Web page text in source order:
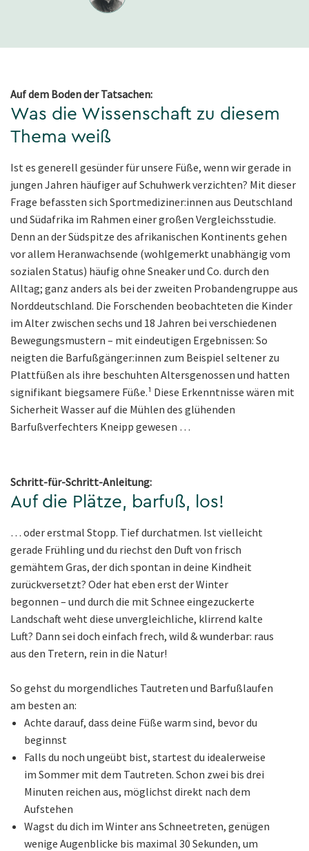
Auf dem Boden der Tatsachen:
Was die Wissenschaft zu diesem
Thema weiß
Ist es generell gesünder für unsere Füße, wenn wir gerade in
jungen Jahren häufiger auf Schuhwerk verzichten? Mit dieser
Frage befassten sich Sportmediziner:innen aus Deutschland
und Südafrika im Rahmen einer großen Vergleichsstudie.
Denn an der Südspitze des afrikanischen Kontinents gehen
vor allem Heranwachsende (wohlgemerkt unabhängig vom
sozialen Status) häufig ohne Sneaker und Co. durch den
Alltag; ganz anders als bei der zweiten Probandengruppe aus
Norddeutschland. Die Forschenden beobachteten die Kinder
im Alter zwischen sechs und 18 Jahren bei verschiedenen
Bewegungsmustern – mit eindeutigen Ergebnissen: So
neigten die Barfußgänger:innen zum Beispiel seltener zu
Plattfüßen als ihre beschuhten Altersgenossen und hatten
signifikant biegsamere Füße.¹ Diese Erkenntnisse wären mit
Sicherheit Wasser auf die Mühlen des glühenden
Barfußverfechters Kneipp gewesen …
Schritt-für-Schritt-Anleitung:
Auf die Plätze, barfuß, los!
… oder erstmal Stopp. Tief durchatmen. Ist vielleicht
gerade Frühling und du riechst den Duft von frisch
gemähtem Gras, der dich spontan in deine Kindheit
zurückversetzt? Oder hat eben erst der Winter
begonnen – und durch die mit Schnee eingezuckerte
Landschaft weht diese unvergleichliche, klirrend kalte
Luft? Dann sei doch einfach frech, wild & wunderbar: raus
aus den Tretern, rein in die Natur!
So gehst du morgendliches Tautreten und Barfußlaufen
am besten an:
Achte darauf, dass deine Füße warm sind, bevor du
beginnst
Falls du noch ungeübt bist, startest du idealerweise
im Sommer mit dem Tautreten. Schon zwei bis drei
Minuten reichen aus, möglichst direkt nach dem
Aufstehen
Wagst du dich im Winter ans Schneetreten, genügen
wenige Augenblicke bis maximal 30 Sekunden, um